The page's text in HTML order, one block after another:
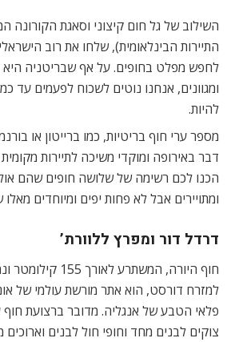
השילוב של גל חום קיצוני וסאגת
התיירות הבינלאומית), שלחו את רוב
לחפש מפלט בחופים. על אף שבריטניה היא
ומגוונים, אנחנו נוטים לשכוח לפעמים עד
להיות.
מספר ערי חוף בריטיות, כמו ברייטון או
דבר באירופה ומוקדי משיכה לתיירות
הכנו לכם רשימה של שלושה חופים שהם
ומתויירים אבל לא פחות יפים ומיוחדים מאלו
דרדל דור ומפרץ ללוורת’
חוף היורה, המשתרע
למזרח דורסט, הוא אתר מורשת עולמי של
פלאי הטבע של אנגליה. מדובר ברצועת
צוקים לבנים מחד וחופי חול לבנים וארוכים